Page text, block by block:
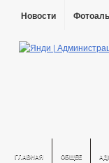
Новости
ГЛАВНАЯ ОБЩЕЕ